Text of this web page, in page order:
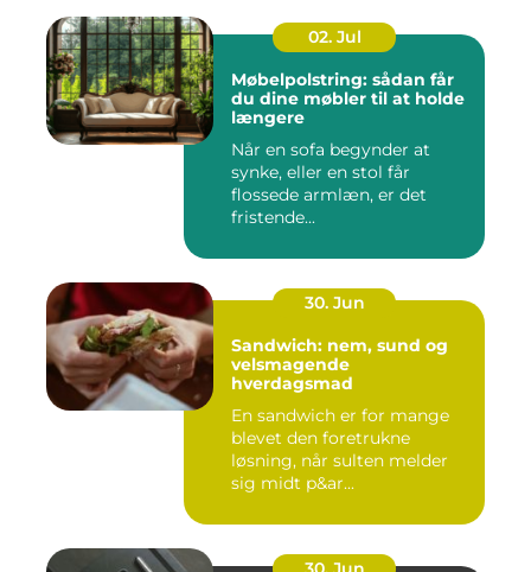
02. Jul
Møbelpolstring: sådan får
du dine møbler til at holde
længere
Når en sofa begynder at
synke, eller en stol får
flossede armlæn, er det
fristende...
30. Jun
Sandwich: nem, sund og
velsmagende
hverdagsmad
En sandwich er for mange
blevet den foretrukne
løsning, når sulten melder
sig midt p&ar...